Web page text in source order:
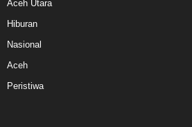
Aceh Utara
Hiburan
Nasional
Aceh
Peristiwa